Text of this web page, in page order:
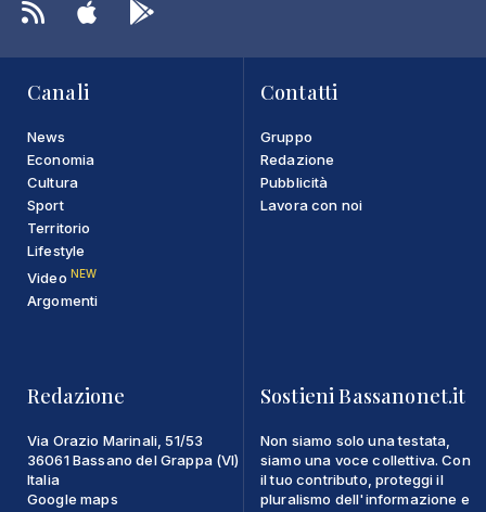
Canali
News
Economia
Cultura
Sport
Territorio
Lifestyle
Video NEW
Argomenti
Contatti
Gruppo
Redazione
Pubblicità
Lavora con noi
Redazione
Via Orazio Marinali, 51/53
36061 Bassano del Grappa (VI)
Italia
Google maps
Sostieni Bassanonet.it
Non siamo solo una testata,
siamo una voce collettiva. Con
il tuo contributo, proteggi il
pluralismo dell'informazione e